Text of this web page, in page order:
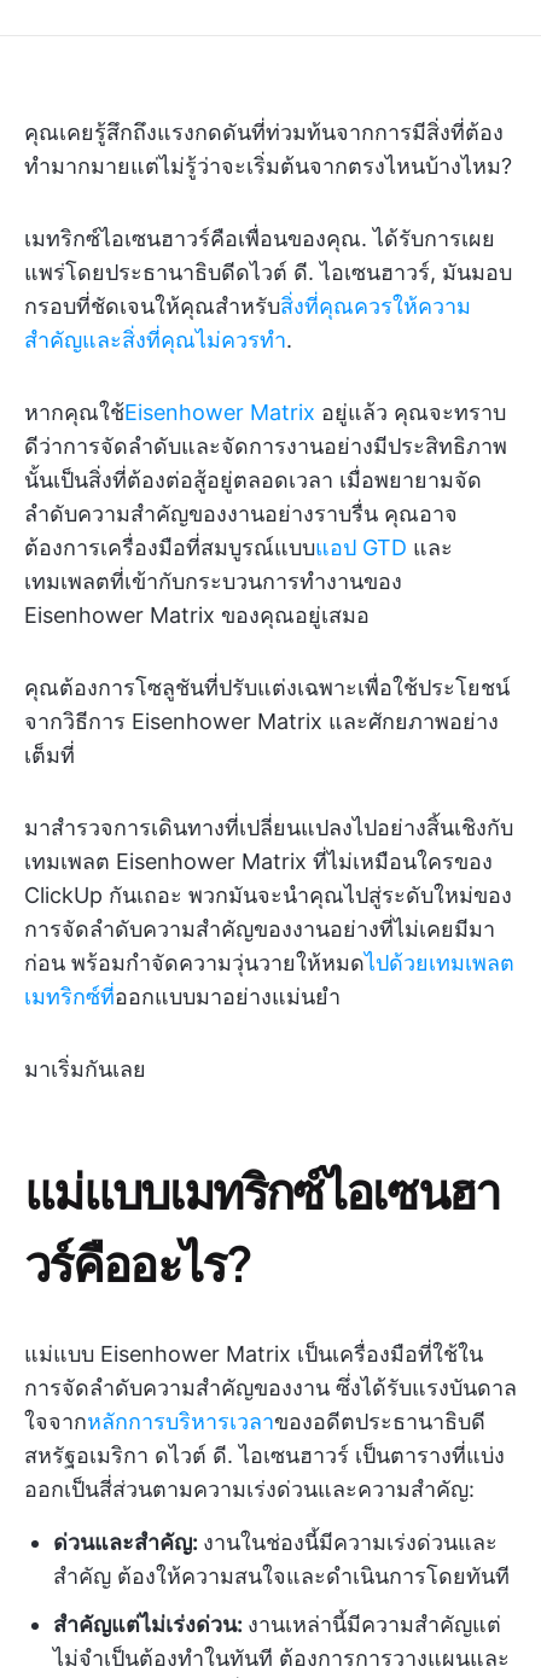
คุณเคยรู้สึกถึงแรงกดดันที่ท่วมท้นจากการมีสิ่งที่ต้อง
ทำมากมายแต่ไม่รู้ว่าจะเริ่มต้นจากตรงไหนบ้างไหม?
เมทริกซ์ไอเซนฮาวร์คือเพื่อนของคุณ. ได้รับการเผย
แพร่โดยประธานาธิบดีดไวต์ ดี. ไอเซนฮาวร์, มันมอบ
กรอบที่ชัดเจนให้คุณสำหรับสิ่งที่คุณควรให้ความ
สำคัญและสิ่งที่คุณไม่ควรทำ.
หากคุณใช้Eisenhower Matrix อยู่แล้ว คุณจะทราบ
ดีว่าการจัดลำดับและจัดการงานอย่างมีประสิทธิภาพ
นั้นเป็นสิ่งที่ต้องต่อสู้อยู่ตลอดเวลา เมื่อพยายามจัด
ลำดับความสำคัญของงานอย่างราบรื่น คุณอาจ
ต้องการเครื่องมือที่สมบูรณ์แบบแอป GTD และ
เทมเพลตที่เข้ากับกระบวนการทำงานของ
Eisenhower Matrix ของคุณอยู่เสมอ
คุณต้องการโซลูชันที่ปรับแต่งเฉพาะเพื่อใช้ประโยชน์
จากวิธีการ Eisenhower Matrix และศักยภาพอย่าง
เต็มที่
มาสำรวจการเดินทางที่เปลี่ยนแปลงไปอย่างสิ้นเชิงกับ
เทมเพลต Eisenhower Matrix ที่ไม่เหมือนใครของ
ClickUp กันเถอะ พวกมันจะนำคุณไปสู่ระดับใหม่ของ
การจัดลำดับความสำคัญของงานอย่างที่ไม่เคยมีมา
ก่อน พร้อมกำจัดความวุ่นวายให้หมดไปด้วยเทมเพลต
เมทริกซ์ที่ออกแบบมาอย่างแม่นยำ
มาเริ่มกันเลย
แม่แบบเมทริกซ์ไอเซนฮา
วร์คืออะไร?
แม่แบบ Eisenhower Matrix เป็นเครื่องมือที่ใช้ใน
การจัดลำดับความสำคัญของงาน ซึ่งได้รับแรงบันดาล
ใจจากหลักการบริหารเวลาของอดีตประธานาธิบดี
สหรัฐอเมริกา ดไวต์ ดี. ไอเซนฮาวร์ เป็นตารางที่แบ่ง
ออกเป็นสี่ส่วนตามความเร่งด่วนและความสำคัญ:
ด่วนและสำคัญ: งานในช่องนี้มีความเร่งด่วนและ
สำคัญ ต้องให้ความสนใจและดำเนินการโดยทันที
สำคัญแต่ไม่เร่งด่วน: งานเหล่านี้มีความสำคัญแต่
ไม่จำเป็นต้องทำในทันที ต้องการการวางแผนและ